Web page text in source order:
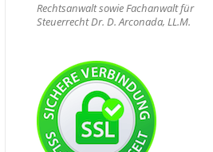
Rechtsanwalt sowie Fachanwalt für
Steuerrecht Dr. D. Arconada, LL.M.